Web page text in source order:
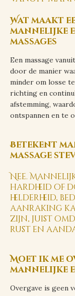
Wat maakt
mannelijke
massages
Een massage
door de manier
minder om losse
richting en
afstemming,
ontspannen en te
Betekent
massage
Nee.
hardheid of
helderheid,
aanraking
zijn, juist
rust en
Moet ik me
mannelijke
Overgave is geen